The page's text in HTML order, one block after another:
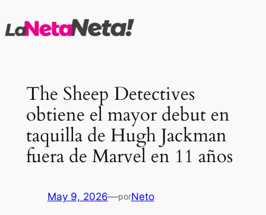
al
The Sheep Detectives
obtiene el mayor debut en
taquilla de Hugh Jackman
fuera de Marvel en 11 años
May 9, 2026—porNeto